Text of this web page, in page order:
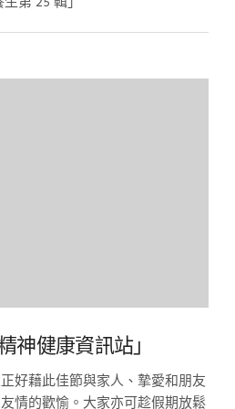
神健康資訊站」
好藉此佳節與家人、摯愛和朋友
情的歡愉。大家亦可趁假期放鬆